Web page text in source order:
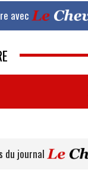
avec
du journal